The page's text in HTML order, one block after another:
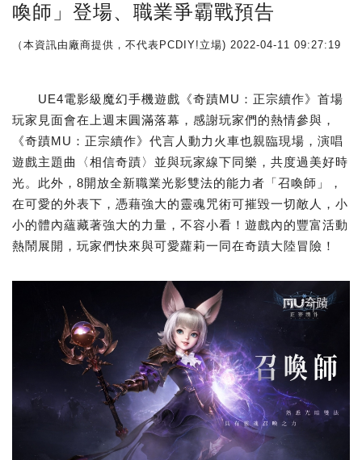
喚師」登場、職業爭霸戰預告
（本資訊由廠商提供，不代表PCDIY!立場) 2022-04-11 09:27:19
UE4電影級魔幻手機遊戲《奇蹟MU：正宗續作》首場
玩家見面會在上週末圓滿落幕，感謝玩家們的熱情參與，
《奇蹟MU：正宗續作》代言人動力火車也親臨現場，演唱
遊戲主題曲〈相信奇蹟〉並與玩家線下同樂，共度過美好時
光。此外，8開放全新職業光影雙法的能力者「召喚師」，
在可愛的外表下，憑藉強大的靈魂咒術可摧毀一切敵人，小
小的體內蘊藏著強大的力量，不容小看！遊戲內的豐富活動
熱鬧展開，玩家們快來與可愛蘿莉一同在奇蹟大陸冒險！